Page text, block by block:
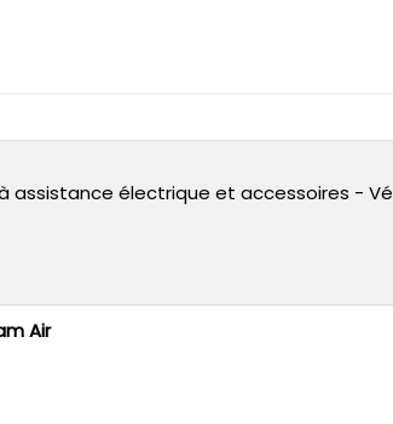
assistance électrique et accessoires -
Air